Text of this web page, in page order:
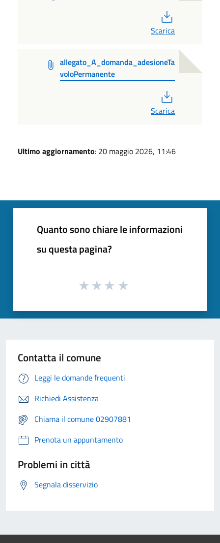
Scarica
allegato_A_domanda_adesioneTa
voloPermanente
Scarica
Ultimo aggiornamento: 20 maggio 2026, 11:46
Quanto sono chiare le informazioni
su questa pagina?
Contatta il comune
Leggi le domande frequenti
Richiedi Assistenza
Chiama il comune 02907881
Prenota un appuntamento
Problemi in città
Segnala disservizio